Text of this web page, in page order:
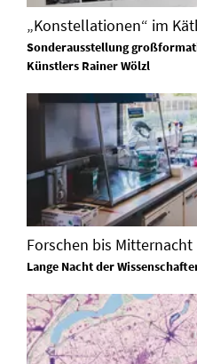
„Konstellationen“ im
Sonderausstellung
Künstlers Rainer Wölzl
Forschen bis Mitternacht
Lange Nacht der